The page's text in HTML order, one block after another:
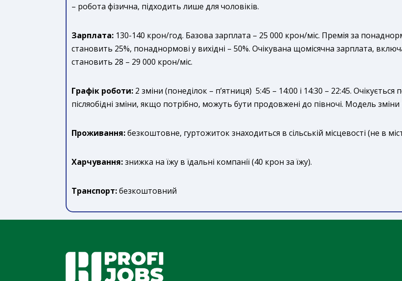
– робота фізична, підходить лише для чоловіків.
Зарплата:130-140 крон/год. Базова зарплата – 25 000 крон/міс. Премія за
становить 25%, понаднормові у вихідні – 50%. Очікувана щомісячна зарплата,
становить 28 – 29 000 крон/міс.
Графік роботи:2 зміни (понеділок – п’ятниця) 5:45 – 14:00 і 14:30 – 22:45.
післяобідні зміни, якщо потрібно, можуть бути продовжені до півночі. Модель
Проживання:безкоштовне, гуртожиток знаходиться в сільській місцевості (не в
Харчування:знижка на їжу в їдальні компанії (40 крон за їжу).
Транспорт:безкоштовний